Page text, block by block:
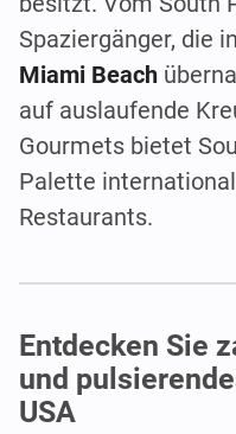
Spaziergänger, die
Miami Beach
auf auslaufende
Gourmets bietet
Palette
Restaurants.
Entdecken Sie
und
USA